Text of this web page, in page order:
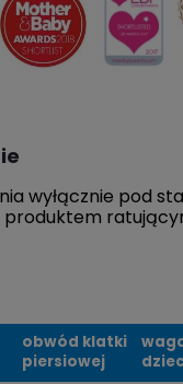
wyłącznie pod
produktem
obwód klatki
piersiowej